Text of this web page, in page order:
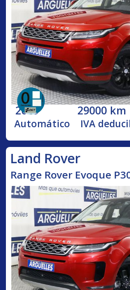
2019 29000 km
Automático IVA
Land Rover
Range Rover Evoque